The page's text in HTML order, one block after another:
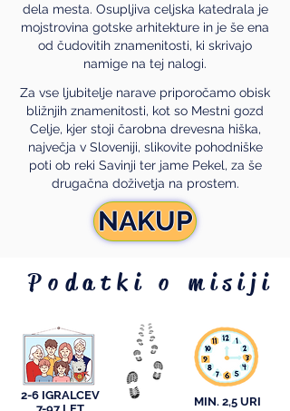
dela mesta. Osupljiva celjska katedrala je
mojstrovina gotske arhitekture in je še ena
od čudovitih znamenitosti, ki skrivajo
namige na tej nalogi.
Za vse ljubitelje narave priporočamo obisk
bližnjih znamenitosti, kot so Mestni gozd
Celje, kjer stoji čarobna drevesna hiška,
največja v Sloveniji, slikovite pohodniške
poti ob reki Savinji ter jame Pekel, za še
drugačna doživetja na prostem.
NAKUP
Podatki o misiji
2-6 IGRALCEV
MIN. 2,5 URI